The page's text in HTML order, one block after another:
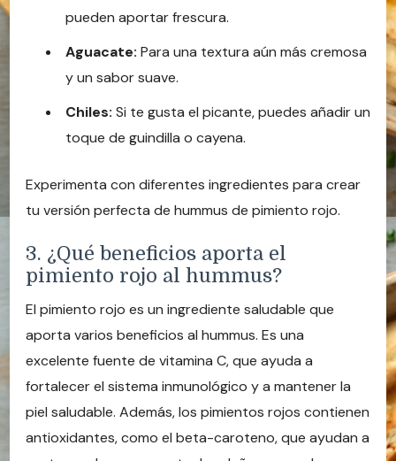
pueden aportar frescura.
Aguacate: Para una textura aún más cremosa
y un sabor suave.
Chiles: Si te gusta el picante, puedes añadir un
toque de guindilla o cayena.
Experimenta con diferentes ingredientes para crear
tu versión perfecta de hummus de pimiento rojo.
3. ¿Qué beneficios aporta el
pimiento rojo al hummus?
El pimiento rojo es un ingrediente saludable que
aporta varios beneficios al hummus. Es una
excelente fuente de vitamina C, que ayuda a
fortalecer el sistema inmunológico y a mantener la
piel saludable. Además, los pimientos rojos contienen
antioxidantes, como el beta-caroteno, que ayudan a